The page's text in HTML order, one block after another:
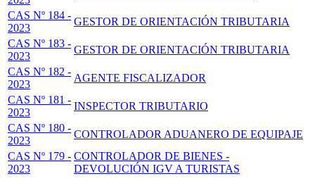
CAS Nº 184 -
2023
GESTOR DE ORIENTACIÓN TRIBUTARIA
CAS Nº 183 -
2023
GESTOR DE ORIENTACIÓN TRIBUTARIA
CAS Nº 182 -
2023
AGENTE FISCALIZADOR
CAS Nº 181 -
2023
INSPECTOR TRIBUTARIO
CAS Nº 180 -
2023
CONTROLADOR ADUANERO DE EQUIPAJE
CAS Nº 179 -
2023
CONTROLADOR DE BIENES -
DEVOLUCIÓN IGV A TURISTAS